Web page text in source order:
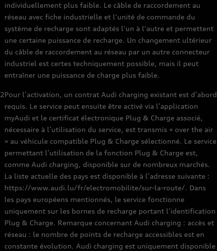
individuellement plus faible. Le câble de raccordement au
réseau avec fiche industrielle et l'unité de commande du
système de recharge sont adaptés l'un à l'autre et permettent
une certaine puissance de recharge. Un changement ultérieur
du câble de raccordement au réseau par un autre connecteur
industriel est certes techniquement possible, mais il peut
entraîner une puissance de charge plus faible.
2Pour l’activation, un contrat Audi charging existant est d’abord
requis. Le service peut ensuite être activé via l’application
myAudi et le certificat électronique Plug & Charge associé,
nécessaire à l’utilisation du service, est transmis « over the air
» au véhicule compatible Plug & Charge sélectionné. Le service
permettant l’utilisation de la fonction Plug & Charge est,
comme Audi charging, disponible sur de nombreux marchés.
La liste actuelle des pays est disponible à l’adresse suivante :
https://www.audi.lu/fr/electromobilite/sur-la-route/. Dans
les pays européens mentionnés, le service fonctionne
uniquement sur les bornes de recharge portant l’identification
Plug & Charge. Remarque concernant Audi charging : accès et
réseau : le nombre de points de recharge accessibles est en
constante évolution. Audi charging est uniquement disponible